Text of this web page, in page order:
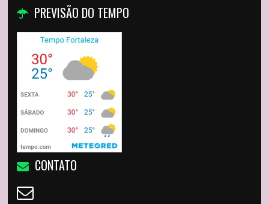
PREVISÃO DO TEMPO
CONTATO